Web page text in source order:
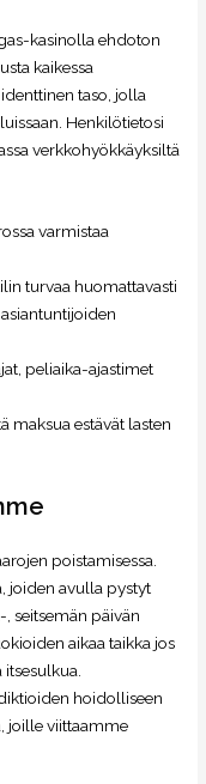
kasinolla ehdoton
kaikessa
taso, jolla
Henkilötietosi
verkkohyökkäyksiltä
varmistaa
turvaa huomattavasti
peliaika-ajastimet
maksua estävät lasten
poistamisessa.
joiden avulla pystyt
seitsemän päivän
aikaa taikka jos
hoidolliseen
joille viittaamme